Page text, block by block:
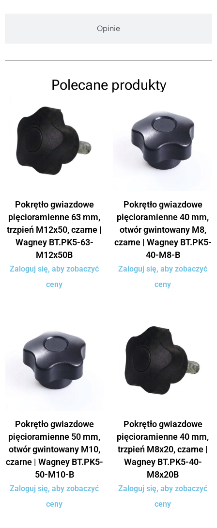
Opinie
Polecane produkty
Pokrętło gwiazdowe
pięcioramienne 63 mm,
trzpień M12x50, czarne |
Wagney BT.PK5-63-
M12x50B
Zaloguj się, aby zobaczyć
ceny
Pokrętło gwiazdowe
pięcioramienne 40 mm,
otwór gwintowany M8,
czarne | Wagney BT.PK5-
40-M8-B
Zaloguj się, aby zobaczyć
ceny
Pokrętło gwiazdowe
pięcioramienne 50 mm,
otwór gwintowany M10,
czarne | Wagney BT.PK5-
50-M10-B
Zaloguj się, aby zobaczyć
ceny
Pokrętło gwiazdowe
pięcioramienne 40 mm,
trzpień M8x20, czarne |
Wagney BT.PK5-40-
M8x20B
Zaloguj się, aby zobaczyć
ceny